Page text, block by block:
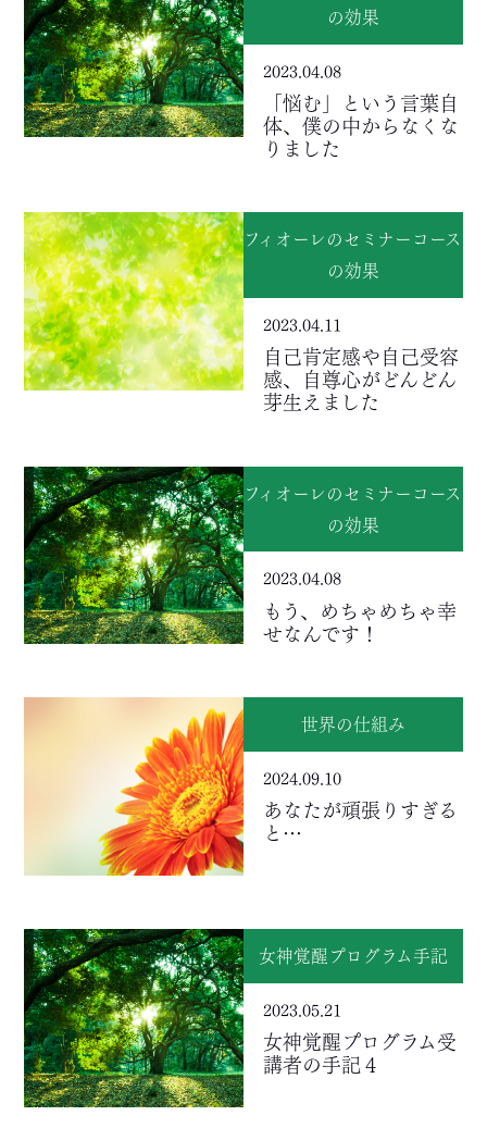
の効果
2023.04.08
「悩む」という言葉自
体、僕の中からなくな
りました
フィオーレのセミナーコース
の効果
2023.04.11
自己肯定感や自己受容
感、自尊心がどんどん
芽生えました
フィオーレのセミナーコース
の効果
2023.04.08
もう、めちゃめちゃ幸
せなんです！
世界の仕組み
2024.09.10
あなたが頑張りすぎる
と…
女神覚醒プログラム手記
2023.05.21
女神覚醒プログラム受
講者の手記４